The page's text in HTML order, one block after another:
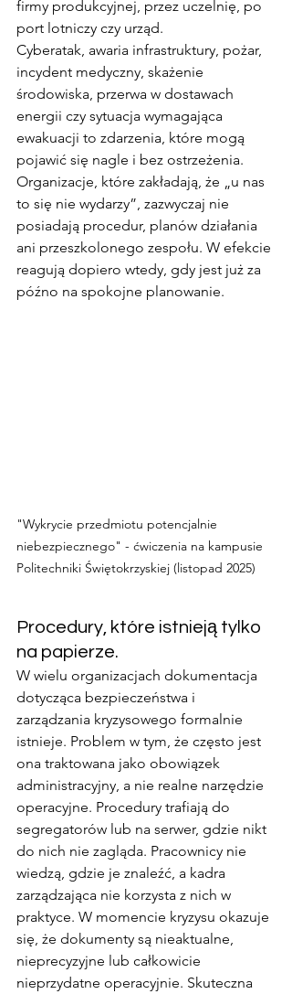
firmy produkcyjnej, przez uczelnię, po
port lotniczy czy urząd.
Cyberatak, awaria infrastruktury, pożar,
incydent medyczny, skażenie
środowiska, przerwa w dostawach
energii czy sytuacja wymagająca
ewakuacji to zdarzenia, które mogą
pojawić się nagle i bez ostrzeżenia.
Organizacje, które zakładają, że „u nas
to się nie wydarzy”, zazwyczaj nie
posiadają procedur, planów działania
ani przeszkolonego zespołu. W efekcie
reagują dopiero wtedy, gdy jest już za
późno na spokojne planowanie.
"Wykrycie przedmiotu potencjalnie
niebezpiecznego" - ćwiczenia na kampusie
Politechniki Świętokrzyskiej (listopad 2025)
Procedury, które istnieją tylko
na papierze.
W wielu organizacjach dokumentacja
dotycząca bezpieczeństwa i
zarządzania kryzysowego formalnie
istnieje. Problem w tym, że często jest
ona traktowana jako obowiązek
administracyjny, a nie realne narzędzie
operacyjne. Procedury trafiają do
segregatorów lub na serwer, gdzie nikt
do nich nie zagląda. Pracownicy nie
wiedzą, gdzie je znaleźć, a kadra
zarządzająca nie korzysta z nich w
praktyce. W momencie kryzysu okazuje
się, że dokumenty są nieaktualne,
nieprecyzyjne lub całkowicie
nieprzydatne operacyjnie. Skuteczna